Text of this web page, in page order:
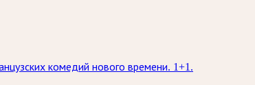
комедий нового времени. 1+1.